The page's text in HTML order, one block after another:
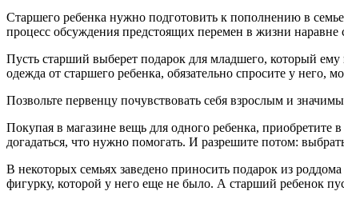
Старшего ребенка нужно подготовить к пополнению в
процесс обсуждения предстоящих перемен в жизни
Пусть старший выберет подарок для младшего, который
одежда от старшего ребенка, обязательно спросите у него,
Позвольте первенцу почувствовать себя взрослым и
Покупая в магазине вещь для одного ребенка,
догадаться, что нужно помогать. И разрешите потом:
В некоторых семьях заведено приносить подарок из
фигурку, которой у него еще не было. А старший ребенок